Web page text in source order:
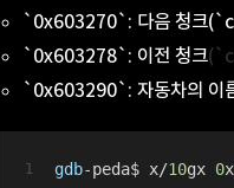
`0x603270`: 다음 청크
`0x603278`: 이전 청크
`0x603290`: 자동차의 이
gdb-peda$ x/10gx 0x